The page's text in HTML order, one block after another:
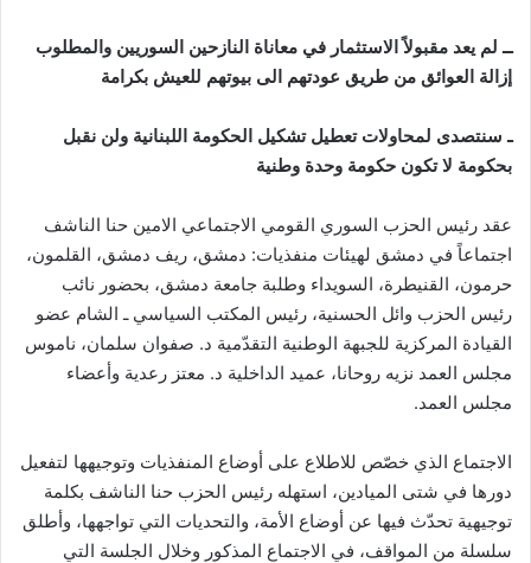
ــ لم يعد مقبولاً الاستثمار في معاناة النازحين السوريين والمطلوب
إزالة العوائق من طريق عودتهم الى بيوتهم للعيش بكرامة
ـ سنتصدى لمحاولات تعطيل تشكيل الحكومة اللبنانية ولن نقبل
بحكومة لا تكون حكومة وحدة وطنية
عقد رئيس الحزب السوري القومي الاجتماعي الامين حنا الناشف
اجتماعاً في دمشق لهيئات منفذيات: دمشق، ريف دمشق، القلمون،
حرمون، القنيطرة، السويداء وطلبة جامعة دمشق، بحضور نائب
رئيس الحزب وائل الحسنية، رئيس المكتب السياسي ـ الشام عضو
القيادة المركزية للجبهة الوطنية التقدّمية د. صفوان سلمان، ناموس
مجلس العمد نزيه روحانا، عميد الداخلية د. معتز رعدية وأعضاء
مجلس العمد.
الاجتماع الذي خصّص للاطلاع على أوضاع المنفذيات وتوجيهها لتفعيل
دورها في شتى الميادين، استهله رئيس الحزب حنا الناشف بكلمة
توجيهية تحدّث فيها عن أوضاع الأمة، والتحديات التي تواجهها، وأطلق
سلسلة من المواقف، في الاجتماع المذكور وخلال الجلسة التي